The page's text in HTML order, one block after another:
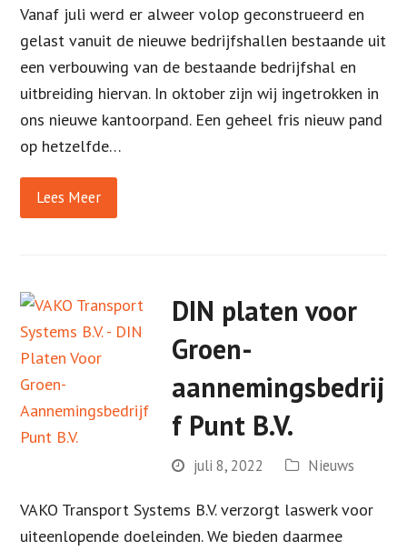
Vanaf juli werd er alweer volop geconstrueerd en
gelast vanuit de nieuwe bedrijfshallen bestaande uit
een verbouwing van de bestaande bedrijfshal en
uitbreiding hiervan. In oktober zijn wij ingetrokken in
ons nieuwe kantoorpand. Een geheel fris nieuw pand
op hetzelfde…
Lees Meer
DIN platen voor
Groen-
aannemingsbedrij
f Punt B.V.
juli 8, 2022 Nieuws
VAKO Transport Systems B.V. verzorgt laswerk voor
uiteenlopende doeleinden. We bieden daarmee